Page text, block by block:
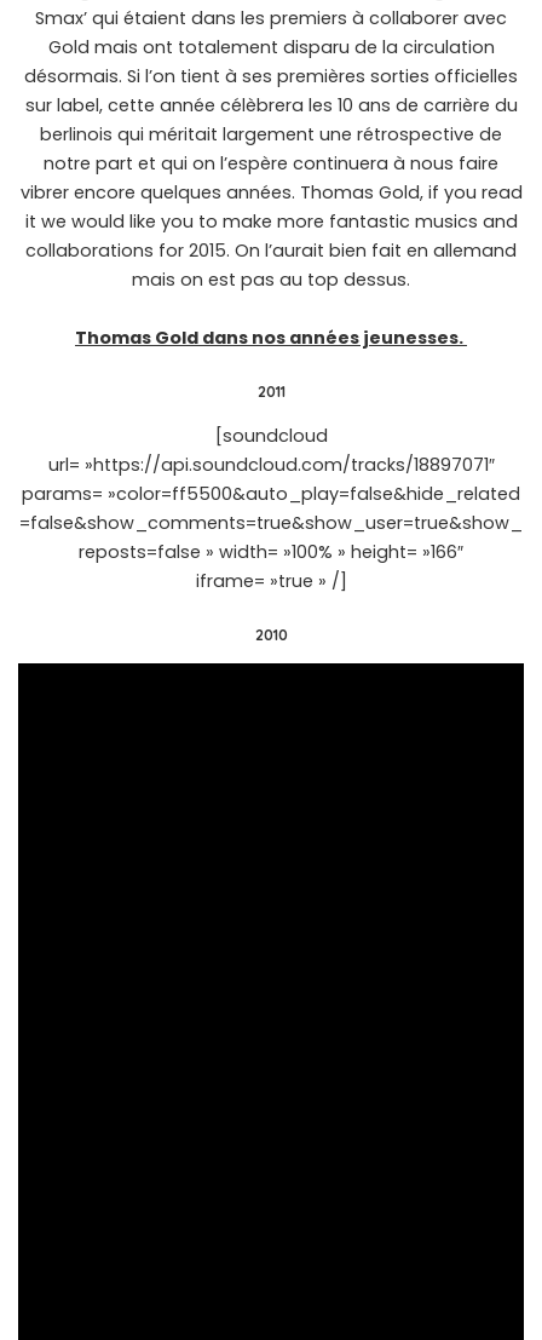
Smax’ qui étaient dans les premiers à collaborer avec
Gold mais ont totalement disparu de la circulation
désormais. Si l’on tient à ses premières sorties officielles
sur label, cette année célèbrera les 10 ans de carrière du
berlinois qui méritait largement une rétrospective de
notre part et qui on l’espère continuera à nous faire
vibrer encore quelques années. Thomas Gold, if you read
it we would like you to make more fantastic musics and
collaborations for 2015. On l’aurait bien fait en allemand
mais on est pas au top dessus.
Thomas Gold dans nos années jeunesses.
2011
[soundcloud
url= »https://api.soundcloud.com/tracks/18897071″
params= »color=ff5500&auto_play=false&hide_related
=false&show_comments=true&show_user=true&show_
reposts=false » width= »100% » height= »166″
iframe= »true » /]
2010